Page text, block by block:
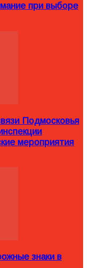
при выборе
Подмосковья
мероприятия
знаки в